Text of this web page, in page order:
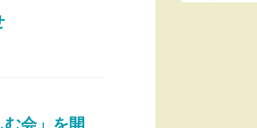
む会」を開